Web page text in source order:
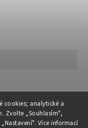
cookies; analytické a
Zvolte „Souhlasím",
Více informací
MA, s.r.o.